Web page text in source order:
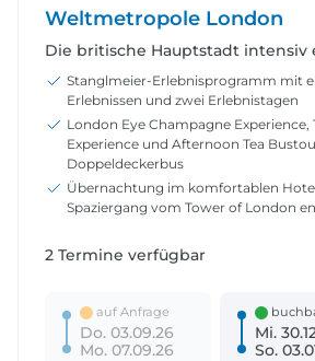
Weltmetropole London
Die britische Hauptstadt intensiv
Stanglmeier-Erlebnisprogramm mit
Erlebnissen und zwei Erlebnistagen
London Eye Champagne Experience,
Experience und Afternoon Tea
Doppeldeckerbus
Übernachtung im komfortablen
Spaziergang vom Tower of London
auf Anfrage
Do. 03.09.26
Mo. 07.09.26
Mi.
So.
2 Termine verfügbar